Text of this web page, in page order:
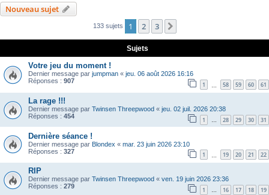
Nouveau sujet
133 sujets 1 2 3
Sujets
Votre jeu du moment !
Dernier message par jumpman « jeu. 06 août 2026 16:16
Réponses : 907 1 58 59 60 61
La rage !!!
Dernier message par Twinsen Threepwood « jeu. 02 juil. 2026 20:38
Réponses : 454 1 … 28 29 30 31
Dernière séance !
Dernier message par Blondex « mar. 23 juin 2026 23:10
Réponses : 327 1 19 20 21 22
RIP
Dernier message par Twinsen Threepwood « ven. 19 juin 2026 23:36
Réponses : 279 1 … 16 17 18 19